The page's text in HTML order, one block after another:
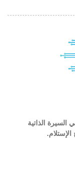
السيرة الذاتية